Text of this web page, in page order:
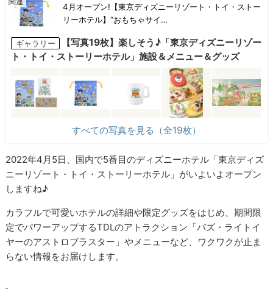
4月オープン!【東京ディズニーリゾート・トイ・ストー
リーホテル】“おもちゃサイ…
ギャラリー
【写真19枚】楽しそう♪「東京ディズニーリゾー
ト・トイ・ストーリーホテル」施設＆メニュー＆グッズ
すべての写真を見る（全19枚）
2022年4月5日、国内で5番目のディズニーホテル「東京ディズ
ニーリゾート・トイ・ストーリーホテル」がいよいよオープン
しますね♪
カラフルで可愛いホテルの詳細や限定グッズをはじめ、期間限
定でパワーアップするTDLのアトラクション「バズ・ライトイ
ヤーのアストロブラスター」やメニューなど、ワクワクが止ま
らない情報をお届けします。